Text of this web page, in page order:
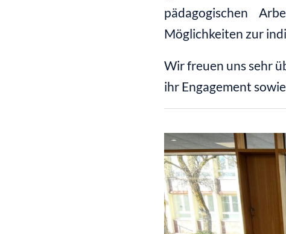
pädagogischen
Möglichkeiten zur
Wir freuen uns sehr
ihr Engagement